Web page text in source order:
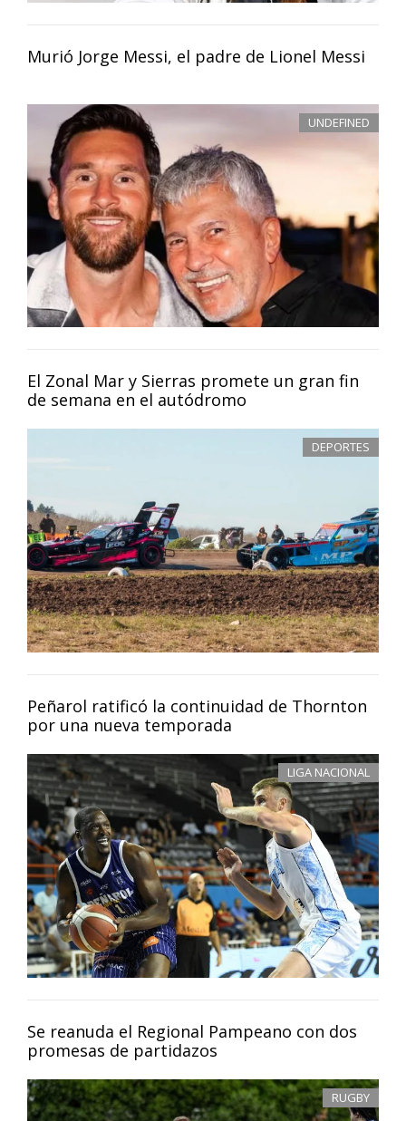
Murió Jorge Messi, el padre de Lionel Messi
UNDEFINED
El Zonal Mar y Sierras promete un gran fin
de semana en el autódromo
DEPORTES
Peñarol ratificó la continuidad de Thornton
por una nueva temporada
LIGA NACIONAL
Se reanuda el Regional Pampeano con dos
promesas de partidazos
RUGBY